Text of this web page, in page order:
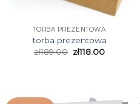
TORBA PREZENTOWA
torba prezentowa
zł189.00 zł118.00